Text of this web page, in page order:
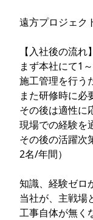
遠方プロジェク
【入社後の流れ】
まず本社にて1
施工管理を行う
また研修時に必
その後は適性に
現場での経験を
その後の活躍次
2名/年間）
知識、経験ゼロ
当社が、主戦場
工事自体が無く